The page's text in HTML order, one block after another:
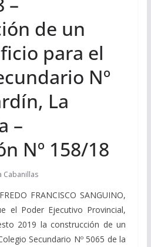
de un
para el
Nº
La
–
Nº 158/18
Cabanillas
FRANCISCO SANGUINO,
el Poder Ejecutivo Provincial,
2019 la construcción de un
Secundario Nº 5065 de la